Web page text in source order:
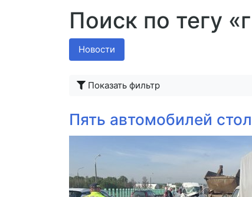
Поиск по тегу
Новости
Показать фильтр
Пять автомобилей